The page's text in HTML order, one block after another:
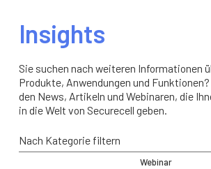
Insights
Sie suchen nach weiteren Informationen
Produkte, Anwendungen und
den News, Artikeln und Webinaren, die
in die Welt von Securecell geben.
Nach Kategorie filtern
Webinar